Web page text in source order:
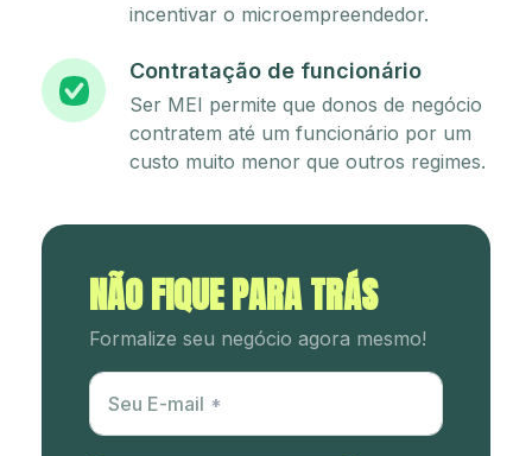
incentivar o microempreendedor.
Contratação de funcionário
Ser MEI permite que donos de negócio
contratem até um funcionário por um
custo muito menor que outros regimes.
NÃO FIQUE PARA TRÁS
Formalize seu negócio agora mesmo!
Utm Content
Seu E-mail